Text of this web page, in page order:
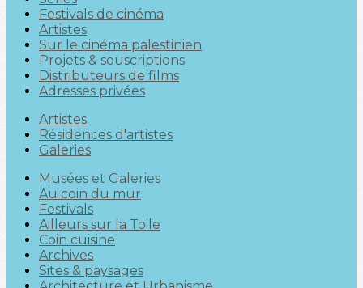
Festivals de cinéma
Artistes
Sur le cinéma palestinien
Projets & souscriptions
Distributeurs de films
Adresses privées
Artistes
Résidences d'artistes
Galeries
Musées et Galeries
Au coin du mur
Festivals
Ailleurs sur la Toile
Coin cuisine
Archives
Sites & paysages